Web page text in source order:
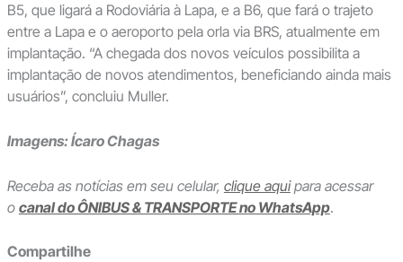
B5, que ligará a Rodoviária à Lapa, e a B6, que fará o trajeto
entre a Lapa e o aeroporto pela orla via BRS, atualmente em
implantação. “A chegada dos novos veículos possibilita a
implantação de novos atendimentos, beneficiando ainda mais
usuários”, concluiu Muller.
Imagens: Ícaro Chagas
Receba as notícias em seu celular, clique aquipara acessar
o canal do ÔNIBUS & TRANSPORTE no WhatsApp.
Compartilhe